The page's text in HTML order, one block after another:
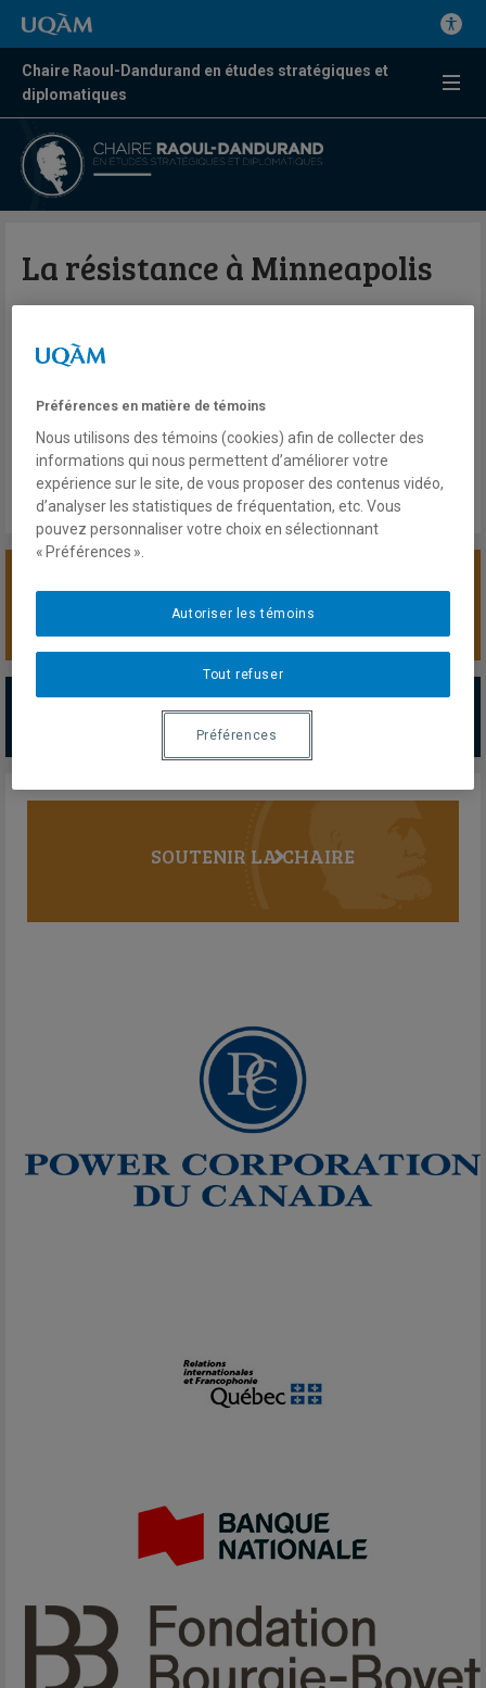
Chaire Raoul-Dandurand en études stratégiques et
diplomatiques
La résistance à Minneapolis
Radio
ICI Radio-Canada
Tout terrain
Lien externe
SOUTENIR LA CHAIRE
PARTENAIRES MAJEURS
SOUTENIR LA CHAIRE
Préférences en matière de témoins
Nous utilisons des témoins (cookies) afin de collecter des
informations qui nous permettent d’améliorer votre
expérience sur le site, de vous proposer des contenus vidéo,
d’analyser les statistiques de fréquentation, etc. Vous
pouvez personnaliser votre choix en sélectionnant
« Préférences ».
Tout refuser
Autoriser les témoins
Préférences